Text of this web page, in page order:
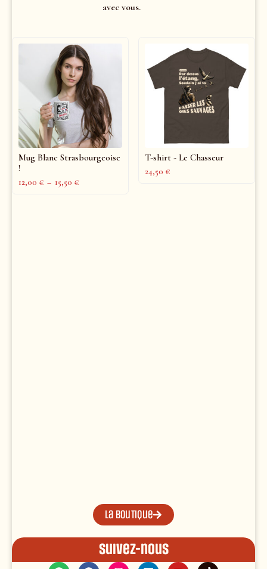
avec vous.
Mug Blanc Strasbourgeoise
!
12,00 € – 15,50 €
T-shirt - Le Chasseur
24,50 €
La boutique
Suivez-nous